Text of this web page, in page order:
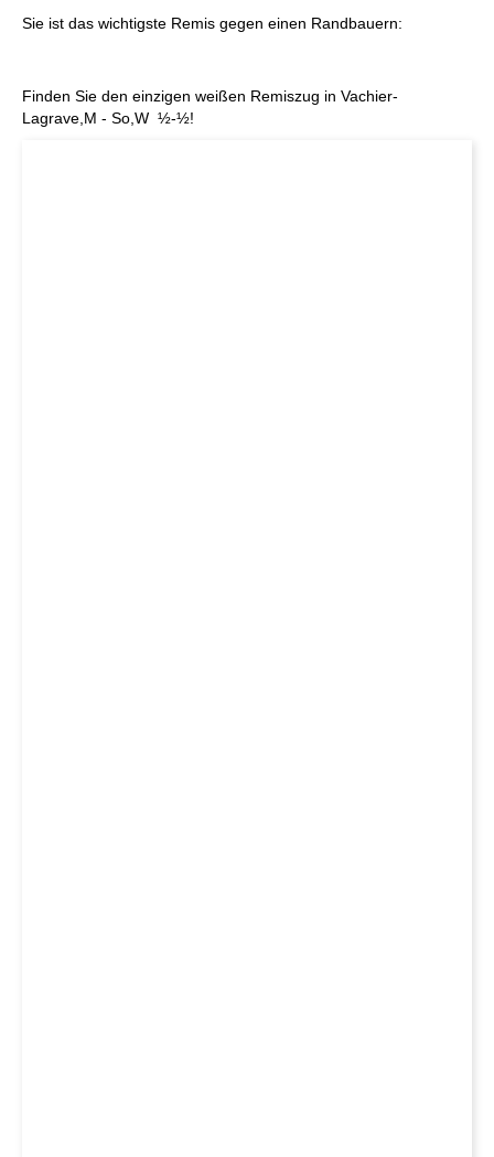
Sie ist das wichtigste Remis gegen einen Randbauern:
Finden Sie den einzigen weißen Remiszug in Vachier-
Lagrave,M - So,W ½-½!